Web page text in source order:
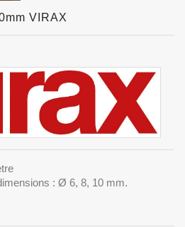
VIRAX
: Ø 6, 8, 10 mm.